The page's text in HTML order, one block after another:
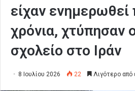
είχαν
χρόνια, χτύπησαν
σχολείο στο Ιράν
8 Ιουλίου 2026 22 Λιγότερο από